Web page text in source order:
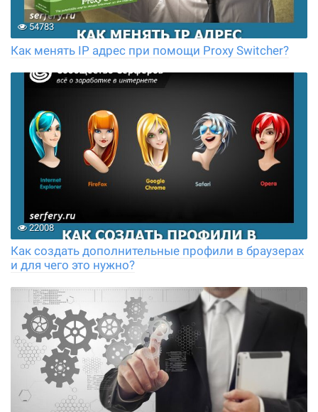
54783
Как менять IP адрес при помощи Proxy Switcher?
22008
Как создать дополнительные профили в браузерах
и для чего это нужно?